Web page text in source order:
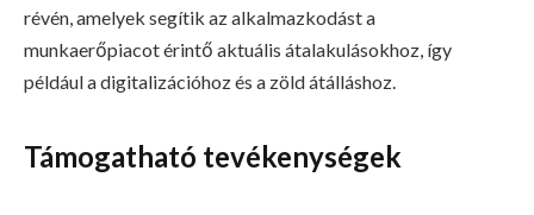
révén, amelyek segítik az alkalmazkodást a
munkaerőpiacot érintő aktuális átalakulásokhoz, így
például a digitalizációhoz és a zöld átálláshoz.
Támogatható tevékenységek